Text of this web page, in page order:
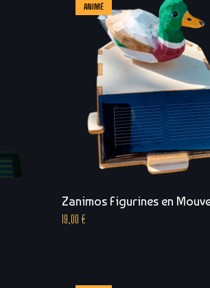
ANIMÉ
Zanimos Figurines en
19,00 €